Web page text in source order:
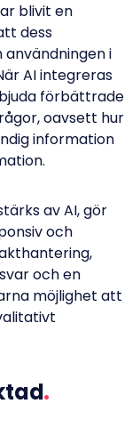
blivit en
dess
i
AI integreras
förbättrade
oavsett hur
information
av AI, gör
och
och en
möjlighet att